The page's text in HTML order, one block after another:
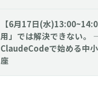
【6月17日(水
用」では解決できない。
ClaudeCodeで始める中
座